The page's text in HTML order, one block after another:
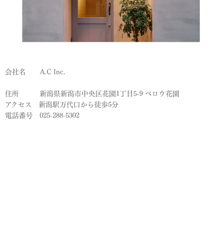
会社名 A.C Inc.
住所 新潟県新潟市中央区花園1丁目5-9 ベロウ花園
アクセス 新潟駅万代口から徒歩5分
電話番号 025-288-5302